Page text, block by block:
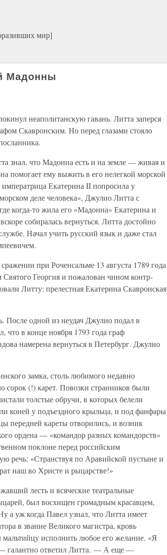
мир]
Мадонны
неаполитанскую гавань. Литта заперся
Скавронским. Но перед глазами стояло
знал, что Мадонна есть и на земле — живая и
помогает ему выжить в его нелегкой морской
Екатерина II попросила у
деле человека», Джулио Литта с
когда-то жила его «Мадонна» Екатерина и
собиралась вернуться. Литта достойно
Начал учить русский язык и даже стал
при Роченсальме 13 августа 1789 года
Георгия и пожалован чином контр-
Литту: прелестная Екатерина Скавронская
одной из неудач Джулио подал в
что в конце ноября 1793 года граф
намерена вернуться в Петербург. Джулио
замка, столь любимого недавно
(!) карет. Повозки странников были
толстые обручи, в которых белели
коней у подъездного крыльца, и под фанфары
передней кареты отворились, и возник
ордена — «командор разных командорств»
поклоне перед российским
речь: «Странствуя по Аравийской пустыне и
наш во Христе и рыцарстве!»
лесть и всяческие театральные
был восхищен громадным красавцем,
а уж когда Павел узнал, что Литта имеет
в звание Великого магистра, кровь
исполнить любое его желание. «Я
галантно ответил Литта. — А еще —